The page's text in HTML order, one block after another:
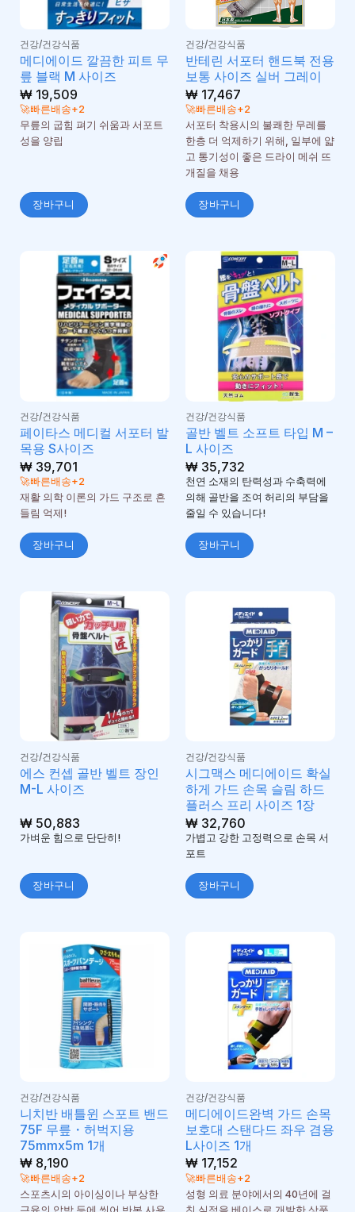
건강/건강식품
메디에이드 깔끔한 피트 무
릎 블랙 M 사이즈
₩19,509
🚀빠른배송+2
무릎의 굽힘 펴기 쉬움과 서포트
성을 양립
장바구니
건강/건강식품
반테린 서포터 핸드북 전용
보통 사이즈 실버 그레이
₩17,467
🚀빠른배송+2
서포터 착용시의 불쾌한 무레를
한층 더 억제하기 위해, 일부에 얇
고 통기성이 좋은 드라이 메쉬 뜨
개질을 채용
장바구니
건강/건강식품
페이타스 메디컬 서포터 발
목용 S사이즈
₩39,701
🚀빠른배송+2
재활 의학 이론의 가드 구조로 흔
들림 억제!
장바구니
건강/건강식품
골반 벨트 소프트 타입 M –
L 사이즈
₩35,732
천연 소재의 탄력성과 수축력에
의해 골반을 조여 허리의 부담을
줄일 수 있습니다!
장바구니
건강/건강식품
에스 컨셉 골반 벨트 장인
M-L 사이즈
₩50,883
가벼운 힘으로 단단히!
장바구니
건강/건강식품
시그맥스 메디에이드 확실
하게 가드 손목 슬림 하드
플러스 프리 사이즈 1장
₩32,760
가볍고 강한 고정력으로 손목 서
포트
장바구니
건강/건강식품
니치반 배틀윈 스포트 밴드
75F 무릎・허벅지용
75mmx5m 1개
₩8,190
🚀빠른배송+2
스포츠시의 아이싱이나 부상한
건강/건강식품
메디에이드완벽 가드 손목
보호대 스탠다드 좌우 겸용
L사이즈 1개
₩17,152
🚀빠른배송+2
성형 의료 분야에서의 40년에 걸